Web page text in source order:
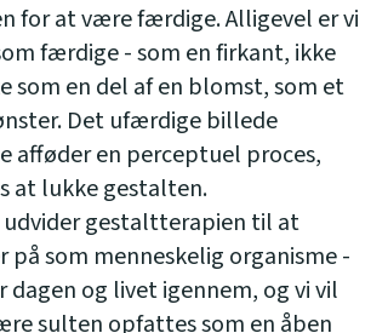
for at være færdige. Alligevel er vi
færdige - som en firkant, ikke
som en del af en blomst, som et
Det ufærdige billede
afføder en perceptuel proces,
at lukke gestalten.
gestaltterapien til at
som menneskelig organisme -
og livet igennem, og vi vil
sulten opfattes som en åben